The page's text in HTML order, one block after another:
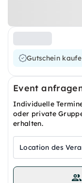
Gutschein
Event
Individuelle
oder private
erhalten.
Location des